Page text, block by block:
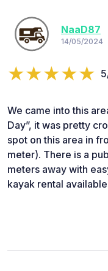
NaaD87
14/05/2024
We came into this
Day”, it was pretty
spot on this area in
meter). There is a
meters away with
kayak rental